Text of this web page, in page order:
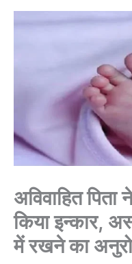
अविवाहित
किया इन्कार,
में रखने का